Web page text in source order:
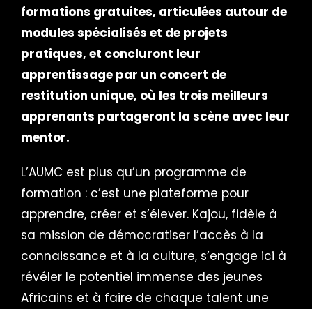
formations gratuites, articulées autour de
modules spécialisés et de projets
pratiques, et concluront leur
apprentissage par un concert de
restitution unique, où les trois meilleurs
apprenants partageront la scène avec leur
mentor.
L’AUMC est plus qu’un programme de
formation : c’est une plateforme pour
apprendre, créer et s’élever. Kajou, fidèle à
sa mission de démocratiser l’accès à la
connaissance et à la culture, s’engage ici à
révéler le potentiel immense des jeunes
Africains et à faire de chaque talent une